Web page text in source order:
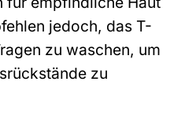
jedoch, das T-
zu waschen, um
zu